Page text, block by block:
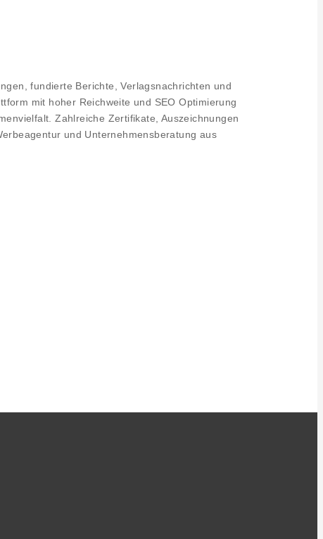
fundierte Berichte, Verlagsnachrichten und
mit hoher Reichweite und SEO Optimierung
Zahlreiche Zertifikate, Auszeichnungen
und Unternehmensberatung aus